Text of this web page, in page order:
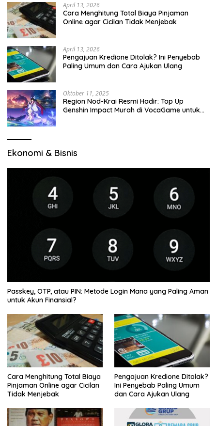
April 13, 2026
Cara Menghitung Total Biaya Pinjaman
Online agar Cicilan Tidak Menjebak
April 13, 2026
Pengajuan Kredione Ditolak? Ini Penyebab
Paling Umum dan Cara Ajukan Ulang
Oktober 11, 2025
Region Nod-Krai Resmi Hadir: Top Up
Genshin Impact Murah di VocaGame untuk
Ekonomi & Bisnis
Passkey, OTP, atau PIN: Metode Login Mana yang Paling Aman
untuk Akun Finansial?
Cara Menghitung Total Biaya
Pinjaman Online agar Cicilan
Tidak Menjebak
Pengajuan Kredione Ditolak?
Ini Penyebab Paling Umum
dan Cara Ajukan Ulang